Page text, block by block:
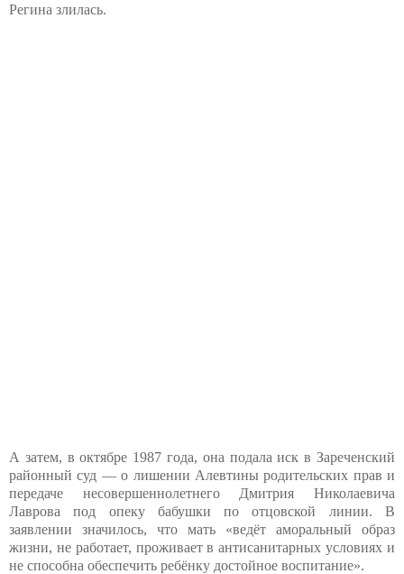
Регина злилась.
А затем, в октябре 1987 года, она подала иск в Зареченский
районный суд — о лишении Алевтины родительских прав и
передаче несовершеннолетнего Дмитрия Николаевича
Лаврова под опеку бабушки по отцовской линии. В
заявлении значилось, что мать «ведёт аморальный образ
жизни, не работает, проживает в антисанитарных условиях и
не способна обеспечить ребёнку достойное воспитание».